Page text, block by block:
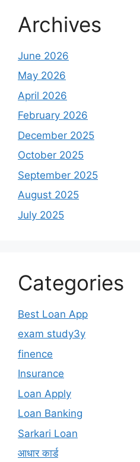
Archives
June 2026
May 2026
April 2026
February 2026
December 2025
October 2025
September 2025
August 2025
July 2025
Categories
Best Loan App
exam study3y
finence
Insurance
Loan Apply
Loan Banking
Sarkari Loan
आधार कार्ड